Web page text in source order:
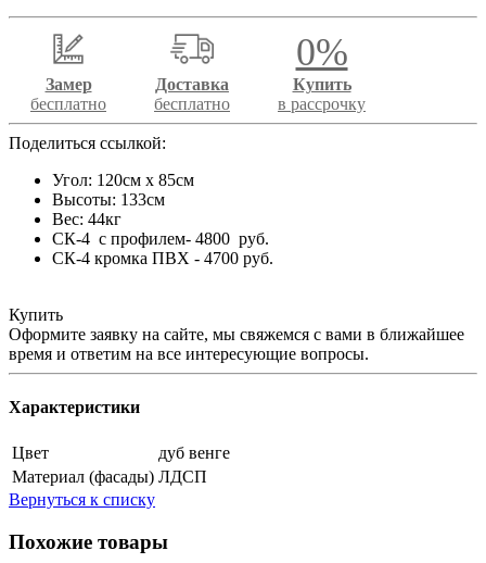
Замер
бесплатно
Доставка
бесплатно
0%
Купить
в рассрочку
Поделиться ссылкой:
Угол: 120см х 85см
Высоты: 133см
Вес: 44кг
СК-4 с профилем- 4800 руб.
СК-4 кромка ПВХ - 4700 руб.
Купить
Оформите заявку на сайте, мы свяжемся с вами в ближайшее
время и ответим на все интересующие вопросы.
Характеристики
Цвет
дуб венге
Материал (фасады) ЛДСП
Вернуться к списку
Похожие товары